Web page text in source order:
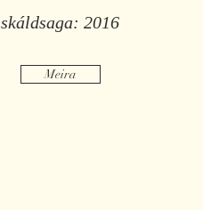
skáldsaga: 2016
Meira